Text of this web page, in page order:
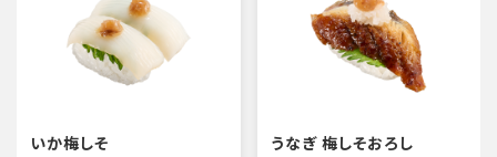
いか梅しそ うなぎ 梅しそおろし